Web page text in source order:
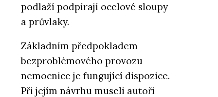
podlaží podpírají ocelové sloupy
a průvlaky.
Základním předpokladem
bezproblémového provozu
nemocnice je fungující dispozice.
Při jejím návrhu museli autoři